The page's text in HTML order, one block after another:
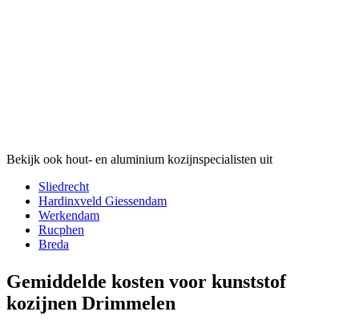
Bekijk ook hout- en aluminium kozijnspecialisten uit
Sliedrecht
Hardinxveld Giessendam
Werkendam
Rucphen
Breda
Gemiddelde kosten voor kunststof
kozijnen Drimmelen